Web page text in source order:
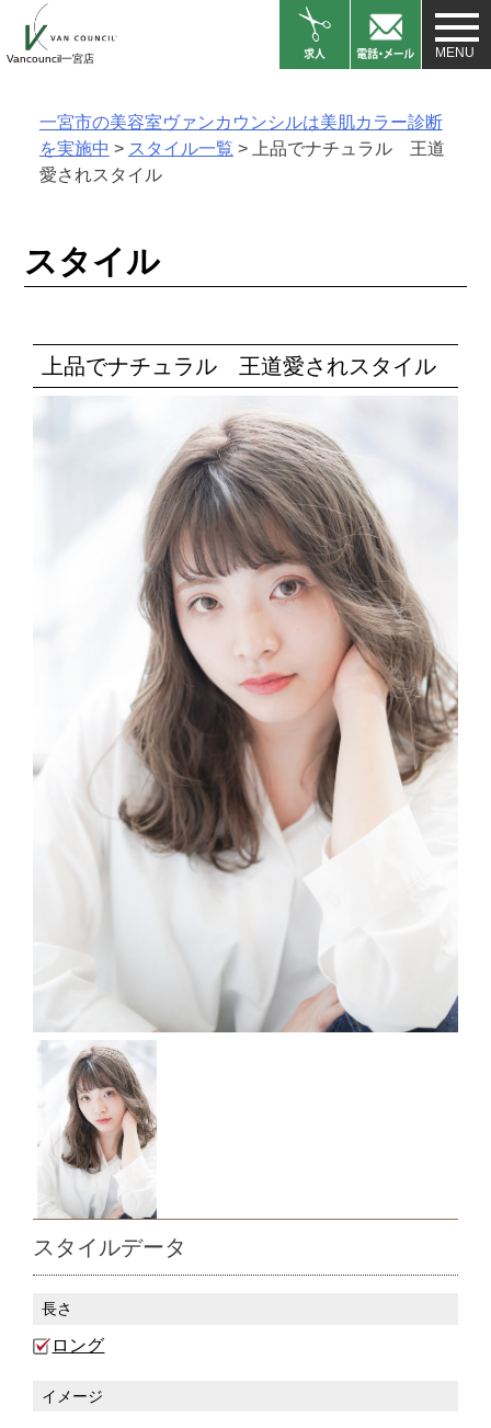
content
Vancouncil一宮店
一宮市の美容室ヴァンカウンシルは美肌カラー診断
を実施中 > スタイル一覧 >
上品でナチュラル 王道
愛されスタイル
スタイル
上品でナチュラル 王道愛されスタイル
スタイルデータ
長さ
ロング
イメージ